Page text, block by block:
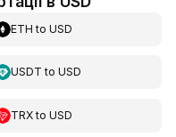
ETH toUSD
USDT toUSD
TRXtoUSD